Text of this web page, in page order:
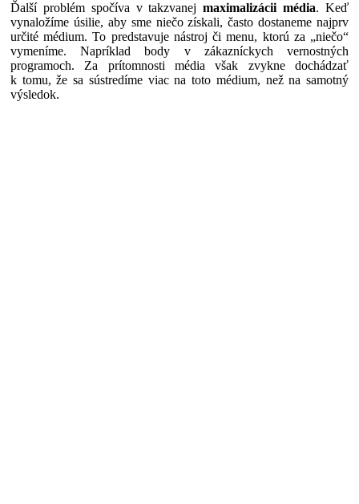
Ďalší problém spočíva v takzvanejmaximalizácii média. Keď
vynaložíme úsilie, aby sme niečo získali, často dostaneme najprv
určité médium. To predstavuje nástroj či menu, ktorú za „niečo“
vymeníme. Napríklad body v zákazníckych vernostných
programoch. Za prítomnosti média však zvykne dochádzať
k tomu, že sa sústredíme viac na toto médium, než na samotný
výsledok.